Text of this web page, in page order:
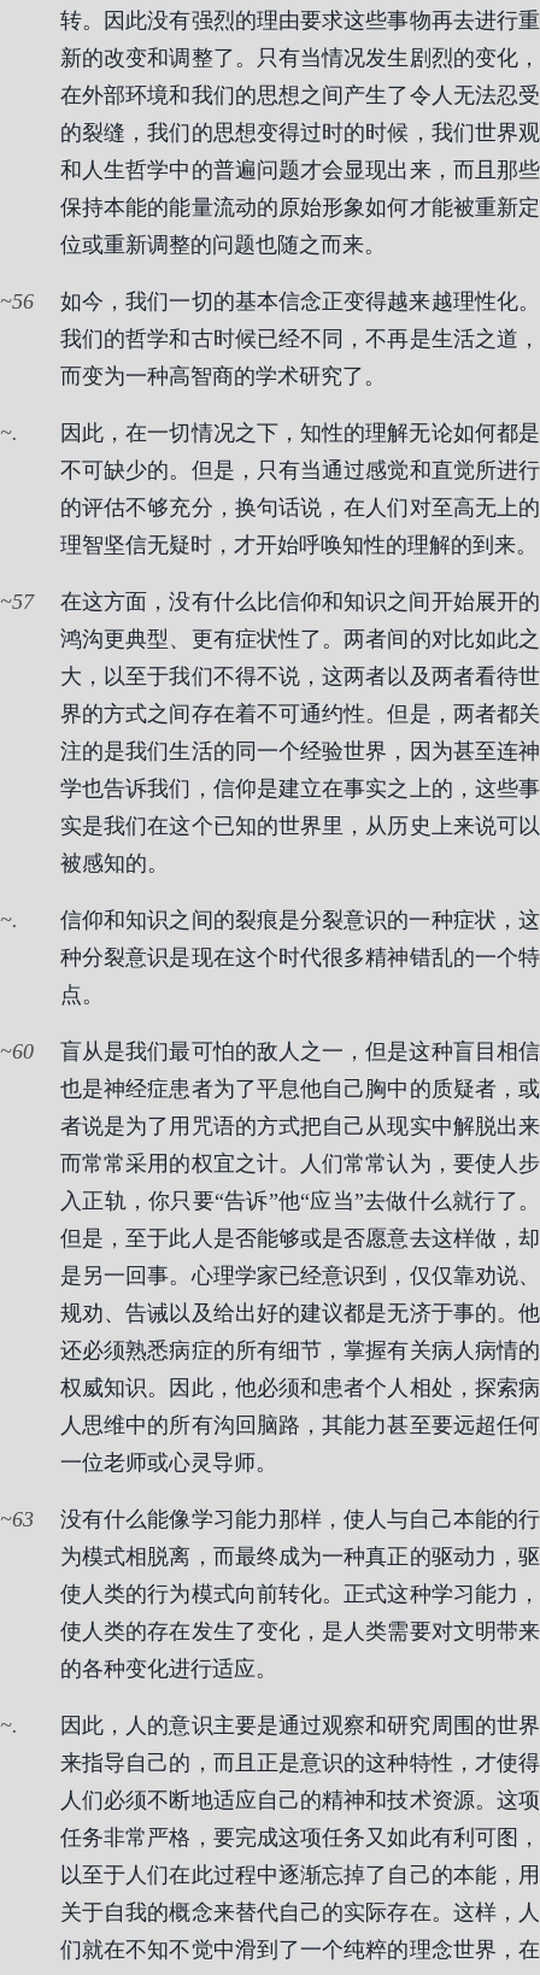
转。因此没有强烈的理由要求这些事物再去进行重
新的改变和调整了。只有当情况发生剧烈的变化，
在外部环境和我们的思想之间产生了令人无法忍受
的裂缝，我们的思想变得过时的时候，我们世界观
和人生哲学中的普遍问题才会显现出来，而且那些
保持本能的能量流动的原始形象如何才能被重新定
位或重新调整的问题也随之而来。
56
如今，我们一切的基本信念正变得越来越理性化。
我们的哲学和古时候已经不同，不再是生活之道，
而变为一种高智商的学术研究了。
.
因此，在一切情况之下，知性的理解无论如何都是
不可缺少的。但是，只有当通过感觉和直觉所进行
的评估不够充分，换句话说，在人们对至高无上的
理智坚信无疑时，才开始呼唤知性的理解的到来。
57
在这方面，没有什么比信仰和知识之间开始展开的
鸿沟更典型、更有症状性了。两者间的对比如此之
大，以至于我们不得不说，这两者以及两者看待世
界的方式之间存在着不可通约性。但是，两者都关
注的是我们生活的同一个经验世界，因为甚至连神
学也告诉我们，信仰是建立在事实之上的，这些事
实是我们在这个已知的世界里，从历史上来说可以
被感知的。
.
信仰和知识之间的裂痕是分裂意识的一种症状，这
种分裂意识是现在这个时代很多精神错乱的一个特
点。
60
盲从是我们最可怕的敌人之一，但是这种盲目相信
也是神经症患者为了平息他自己胸中的质疑者，或
者说是为了用咒语的方式把自己从现实中解脱出来
而常常采用的权宜之计。人们常常认为，要使人步
入正轨，你只要“告诉”他“应当”去做什么就行了。
但是，至于此人是否能够或是否愿意去这样做，却
是另一回事。心理学家已经意识到，仅仅靠劝说、
规劝、告诫以及给出好的建议都是无济于事的。他
还必须熟悉病症的所有细节，掌握有关病人病情的
权威知识。因此，他必须和患者个人相处，探索病
人思维中的所有沟回脑路，其能力甚至要远超任何
一位老师或心灵导师。
63
没有什么能像学习能力那样，使人与自己本能的行
为模式相脱离，而最终成为一种真正的驱动力，驱
使人类的行为模式向前转化。正式这种学习能力，
使人类的存在发生了变化，是人类需要对文明带来
的各种变化进行适应。
.
因此，人的意识主要是通过观察和研究周围的世界
来指导自己的，而且正是意识的这种特性，才使得
人们必须不断地适应自己的精神和技术资源。这项
任务非常严格，要完成这项任务又如此有利可图，
以至于人们在此过程中逐渐忘掉了自己的本能，用
关于自我的概念来替代自己的实际存在。这样，人
们就在不知不觉中滑到了一个纯粹的理念世界，在